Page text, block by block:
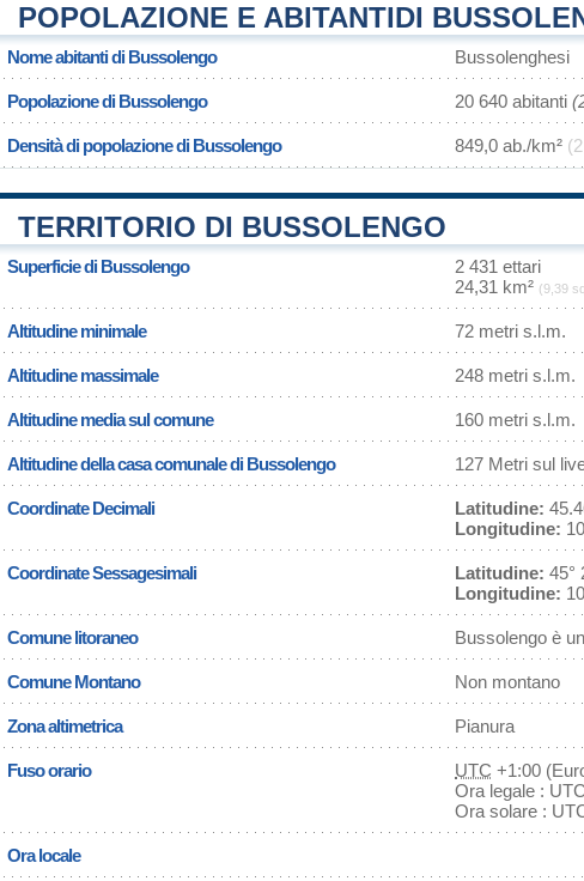
POPOLAZIONE E ABITANTIDI
Nome abitanti di Bussolengo Bussolenghesi
Popolazione di Bussolengo 20 640 abitanti
Densità di popolazione di Bussolengo 849,0 ab./km²
TERRITORIO DI BUSSOLENGO
Superficie di Bussolengo
2 431 ettari
24,31 km² (9,39
Altitudine minimale 72 metri s.l.m.
Altitudine massimale 248 metri s.l.m.
Altitudine media sul comune 160 metri s.l.m.
Altitudine della casa comunale di Bussolengo 127 Metri sul
Coordinate Decimali Latitudine:
Longitudine:
Coordinate Sessagesimali Latitudine: 45°
Longitudine:
Comune litoraneo Bussolengo è
Comune Montano Non montano
Zona altimetrica Pianura
Fuso orario UTC +1:00
Ora legale :
Ora solare :
Ora locale